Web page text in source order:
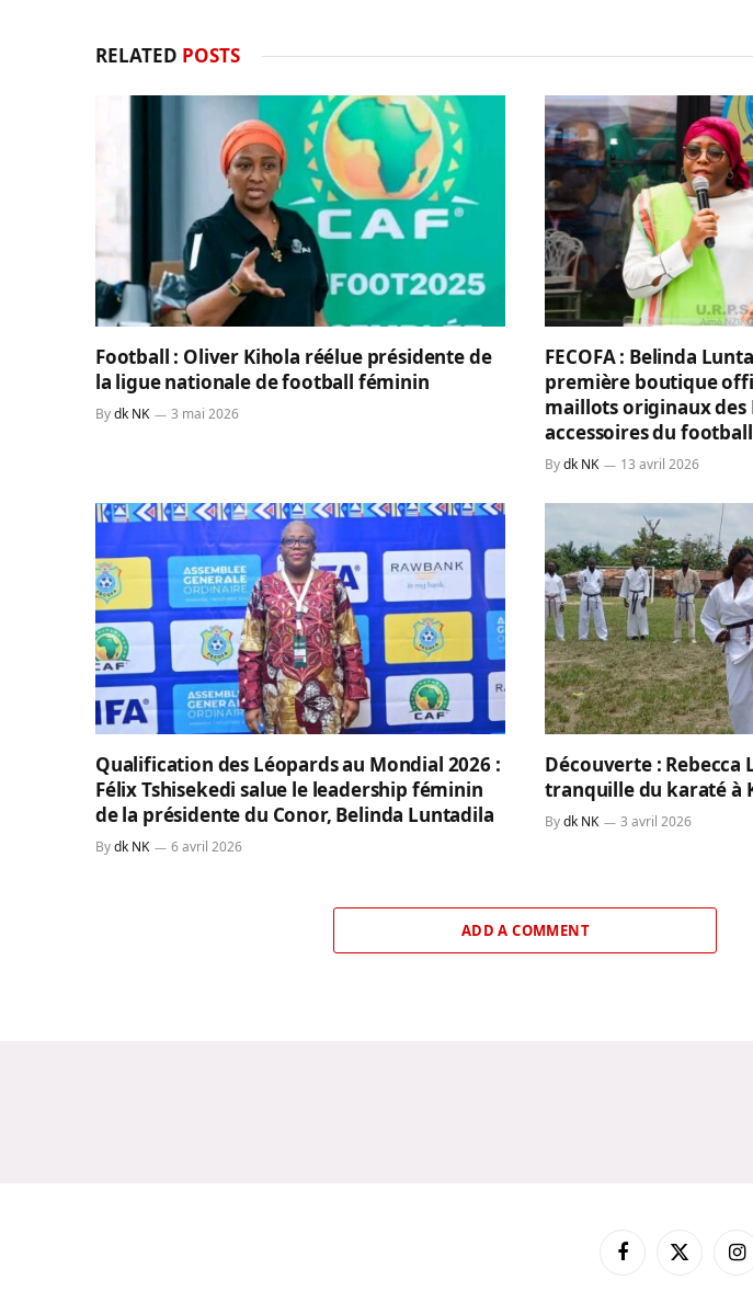
RELATED POSTS
Football : Oliver Kihola réélue présidente de
la ligue nationale de football féminin
Bydk NK 3 mai 2026
FECOFA : Belinda
première boutique
maillots originaux des
accessoires du football
By dk NK 13 avril 2026
Qualification des Léopards au Mondial 2026 :
Félix Tshisekedi salue le leadership féminin
de la présidente du Conor, Belinda Luntadila
Bydk NK 6 avril 2026
Découverte : Rebecca
tranquille du karaté à
By dk NK 3 avril 2026
ADD A COMMENT
FacebookX